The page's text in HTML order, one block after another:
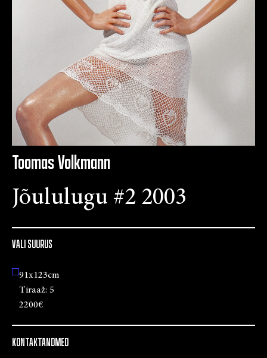
Toomas Volkmann
Jõululugu #2 2003
VALI SUURUS
91x123cm
Tiraaž: 5
2200€
KONTAKTANDMED